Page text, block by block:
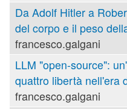
Da Adolf Hitler a
del corpo e il peso
francesco.galgani
LLM "open-source":
quattro libertà nell'era
francesco.galgani